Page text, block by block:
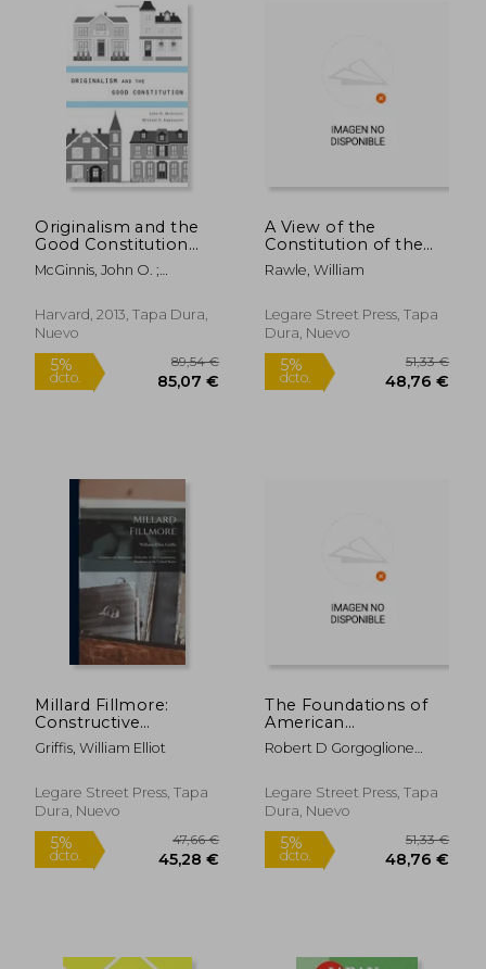
5%
17,70 €
5%
dcto. 125,30 €
Originalism and the
Good Constitution
(en Inglés)
McGinnis, John O. ;
Harvard, 2013, Tapa Dura,
Nuevo
A View of the
Constitution of the
United States of
America (en Inglés)
Rawle, William
Legare Street Press, Tapa
Dura, Nuevo
Millard Fillmore:
Constructive
Statesman, Defender
of the Constitution,
United States (en
Inglés)
Griffis, William Elliot
Legare Street Press, Tapa
Dura, Nuevo
The Foundations of
American
Constitutional
Government (en
Robert D Gorgoglione
Legare Street Press, Tapa
Dura, Nuevo